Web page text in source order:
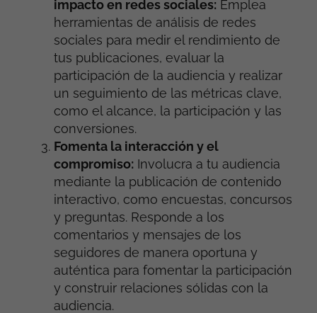
impacto en redes sociales: Emplea
herramientas de análisis de redes
sociales para medir el rendimiento de
tus publicaciones, evaluar la
participación de la audiencia y realizar
un seguimiento de las métricas clave,
como el alcance, la participación y las
conversiones.
Fomenta la interacción y el
compromiso: Involucra a tu audiencia
mediante la publicación de contenido
interactivo, como encuestas, concursos
y preguntas. Responde a los
comentarios y mensajes de los
seguidores de manera oportuna y
auténtica para fomentar la participación
y construir relaciones sólidas con la
audiencia.